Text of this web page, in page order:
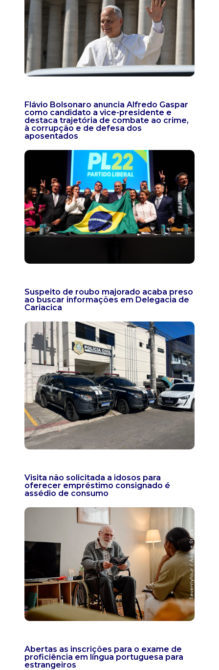
Flávio Bolsonaro anuncia Alfredo Gaspar
como candidato a vice-presidente e
destaca trajetória de combate ao crime,
à corrupção e de defesa dos
aposentados
Suspeito de roubo majorado acaba preso
ao buscar informações em Delegacia de
Cariacica
Visita não solicitada a idosos para
oferecer empréstimo consignado é
assédio de consumo
Abertas as inscrições para o exame de
proficiência em língua portuguesa para
estrangeiros